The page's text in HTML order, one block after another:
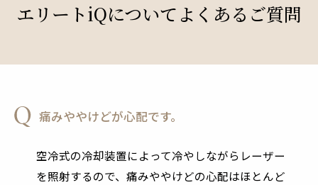
エリートiQについてよくあるご質問
痛みややけどが心配です。
空冷式の冷却装置によって冷やしながらレーザー
を照射するので、痛みややけどの心配はほとんど